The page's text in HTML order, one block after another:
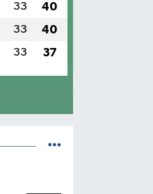
33 40
33 40
33 37